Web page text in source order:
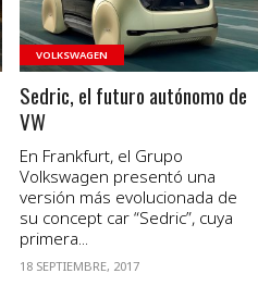
VOLKSWAGEN
Sedric, el futuro autónomo de
VW
En Frankfurt, el Grupo
Volkswagen presentó una
versión más evolucionada de
su concept car “Sedric”, cuya
primera...
18 SEPTIEMBRE, 2017